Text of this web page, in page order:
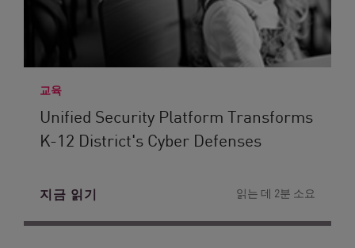
교육
Unified Security Platform Transforms
K-12 District's Cyber Defenses
지금 읽기 읽는 데 2분 소요